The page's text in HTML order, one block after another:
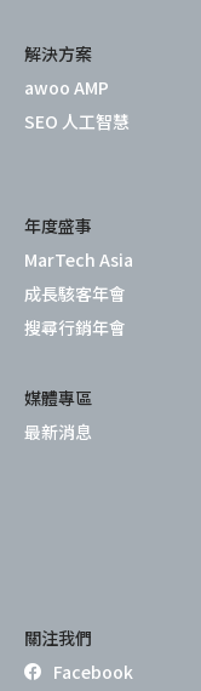
解決方案
awoo AMP
SEO 人工智慧
年度盛事
MarTech Asia
成長駭客年會
搜尋行銷年會
媒體專區
最新消息
關注我們
Facebook